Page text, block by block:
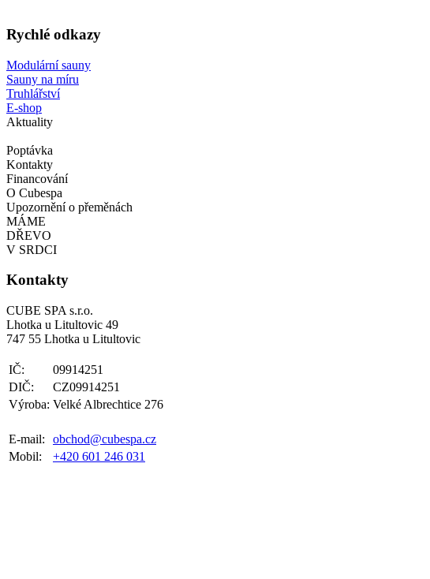
Rychlé odkazy
Modulární sauny
Sauny na míru
Truhlářství
E-shop
Aktuality
Poptávka
Kontakty
Financování
O Cubespa
Upozornění o přeměnách
MÁME
DŘEVO
V SRDCI
Kontakty
CUBE SPA s.r.o.
Lhotka u Litultovic 49
747 55 Lhotka u Litultovic
IČ:
09914251
DIČ:
CZ09914251
Výroba: Velké Albrechtice 276
E-mail:
obchod@cubespa.cz
Mobil:
+420 601 246 031